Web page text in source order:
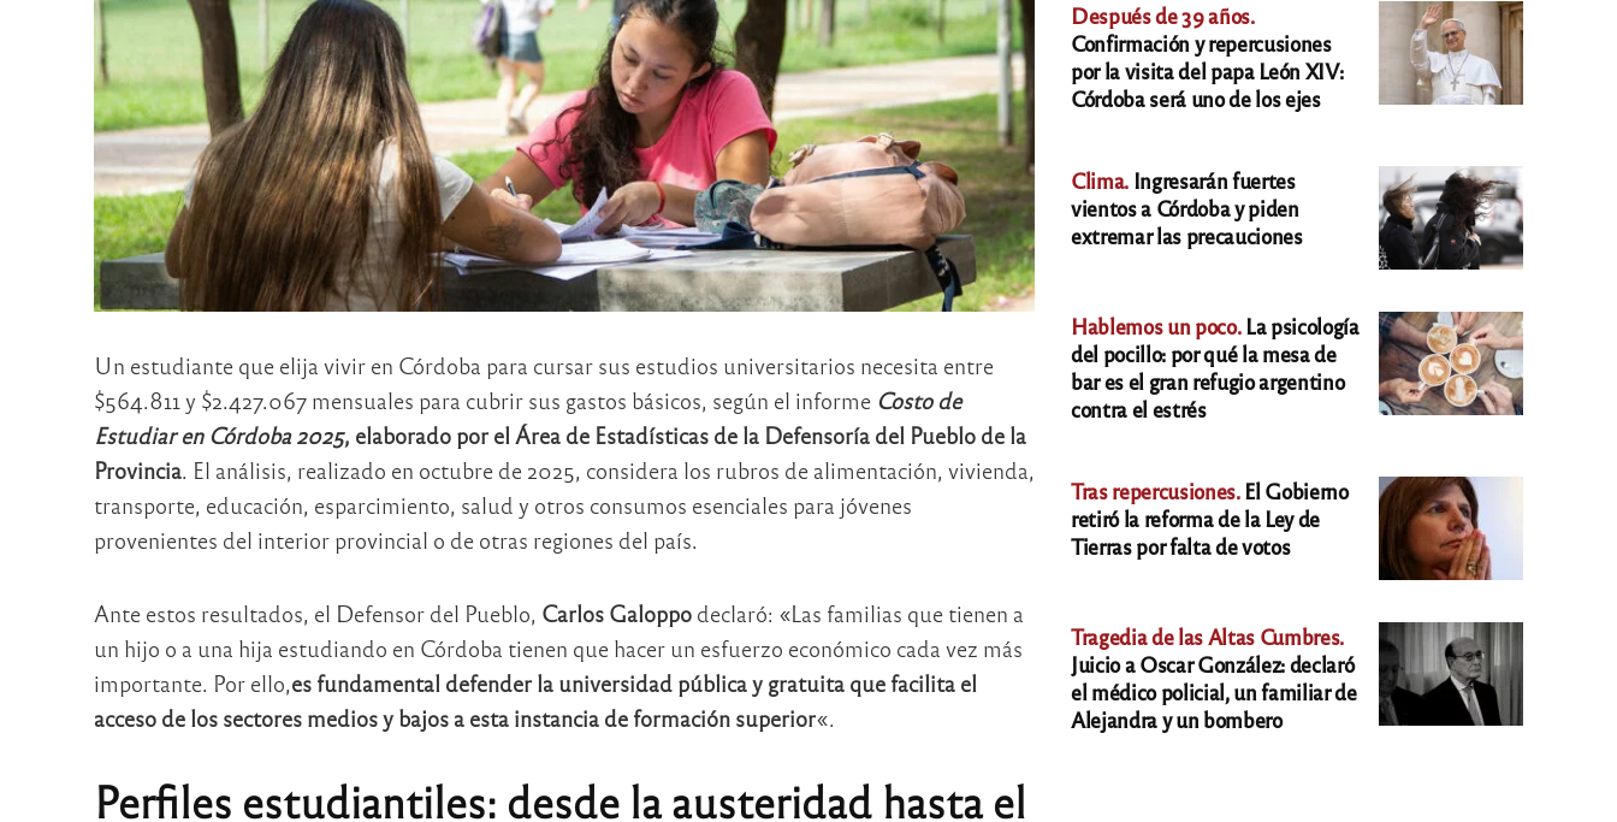
Un estudiante que elija vivir en Córdoba para cursar sus estudios universitarios necesita entre
$564.811 y $2.427.067 mensuales para cubrir sus gastos básicos, según el informe Costo de
Estudiar en Córdoba 2025, elaborado por el Área de Estadísticas de la Defensoría del Pueblo de la
Provincia. El análisis, realizado en octubre de 2025, considera los rubros de alimentación, vivienda,
transporte, educación, esparcimiento, salud y otros consumos esenciales para jóvenes
provenientes del interior provincial o de otras regiones del país.
Ante estos resultados, el Defensor del Pueblo, Carlos Galoppodeclaró: «Las familias que tienen a
un hijo o a una hija estudiando en Córdoba tienen que hacer un esfuerzo económico cada vez más
importante. Por ello,es fundamental defender la universidad pública y gratuita que facilita el
acceso de los sectores medios y bajos a esta instancia de formación superior«.
Perfiles estudiantiles: desde la austeridad hasta el
Después de 39 años.
Confirmación y repercusiones
por la visita del papa León XIV:
Córdoba será uno de los ejes
Clima. Ingresarán fuertes
vientos a Córdoba y piden
extremar las precauciones
Hablemos un poco.La psicología
del pocillo: por qué la mesa de
bar es el gran refugio argentino
contra el estrés
Tras repercusiones.El Gobierno
retiró la reforma de la Ley de
Tierras por falta de votos
Tragedia de las Altas Cumbres.
Juicio a Oscar González: declaró
el médico policial, un familiar de
Alejandra y un bombero